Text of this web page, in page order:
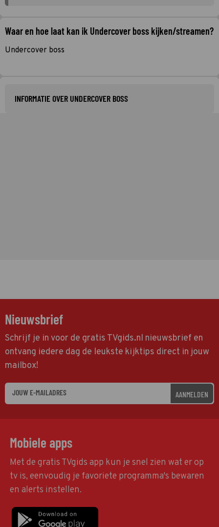
Waar en hoe laat kan ik Undercover boss kijken/streamen?
Undercover boss
INFORMATIE OVER UNDERCOVER BOSS
Nieuwsbrief
Schrijf je in voor de gratis TVgids.nl nieuwsbrief en
ontvang iedere dag de leukste kijktips direct in jouw
mailbox!
AANMELDEN
Mobiele apps
Met de gratis TVgids app kun je snel zien wat er op
tv is, eenvoudig je favoriete programma's bewaren
en alerts instellen.